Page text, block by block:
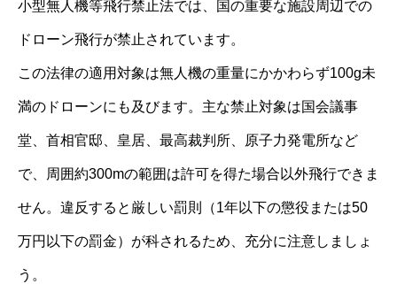
小型無人機等飛行禁止法では、国の重要な施設周辺での
ドローン飛行が禁止されています。
この法律の適用対象は無人機の重量にかかわらず100g未
満のドローンにも及びます。主な禁止対象は国会議事
堂、首相官邸、皇居、最高裁判所、原子力発電所など
で、周囲約300mの範囲は許可を得た場合以外飛行できま
せん。違反すると厳しい罰則（1年以下の懲役または50
万円以下の罰金）が科されるため、充分に注意しましょ
う。